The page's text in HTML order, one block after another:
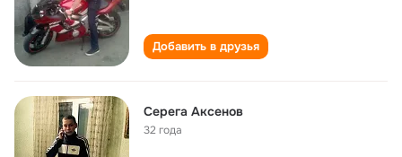
Добавить в друзья
Серега Аксенов
32 года